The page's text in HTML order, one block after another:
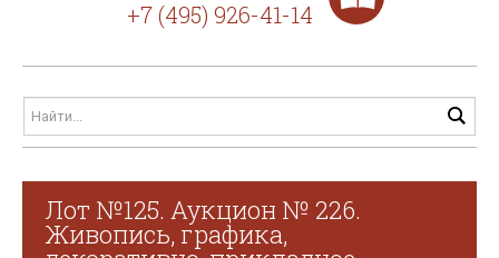
+7 (495) 926-41-14
Лот №125. Аукцион № 226.
Живопись, графика,